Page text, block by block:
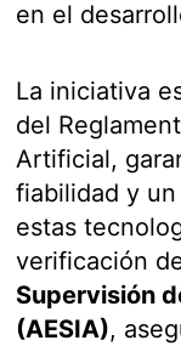
en el
La iniciativa
del
Artificial,
fiabilidad y
estas
verificación
Supervisión
(AESIA),